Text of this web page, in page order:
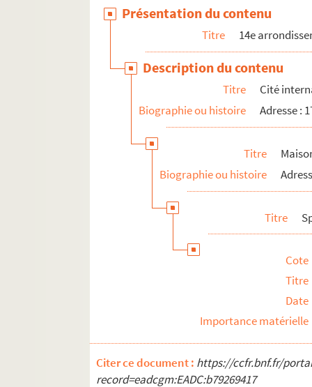
Théâtre Montparnasse-Théâtre
Théâtre 1931-1932
Théâtre Olmsted
Théâtre Plaisance
Théâtre 14 - Jean-Marie Serreau
Théâtre de la Porte de Gentilly
Théâtre Rive gauche
15e arrondissement
Présentation du contenu
Titre 14e
Description du contenu
Titre
Cité
Biographie ou histoire
Adresse :
Titre
Biographie ou histoire
Titre
Cote
Titre
Date
Importance matérielle
Citer ce document : https://ccfr.bnf.fr/
record=eadcgm:EADC:b79269417